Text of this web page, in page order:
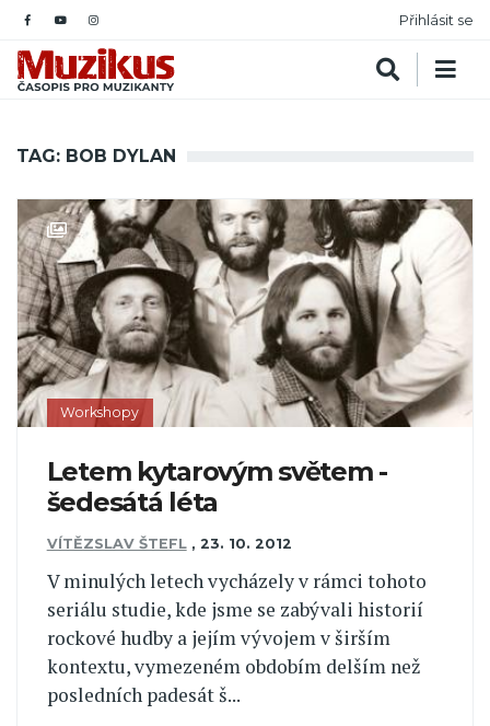
Přihlásit se
TAG: BOB DYLAN
Workshopy
Letem kytarovým světem -
šedesátá léta
VÍTĚZSLAV ŠTEFL , 23. 10. 2012
V minulých letech vycházely v rámci tohoto
seriálu studie, kde jsme se zabývali historií
rockové hudby a jejím vývojem v širším
kontextu, vymezeném obdobím delším než
posledních padesát š...